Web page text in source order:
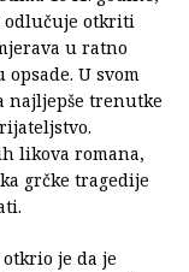
odlučuje otkriti
u ratno
opsade. U svom
najljepše trenutke
likova romana,
grčke tragedije
je da je